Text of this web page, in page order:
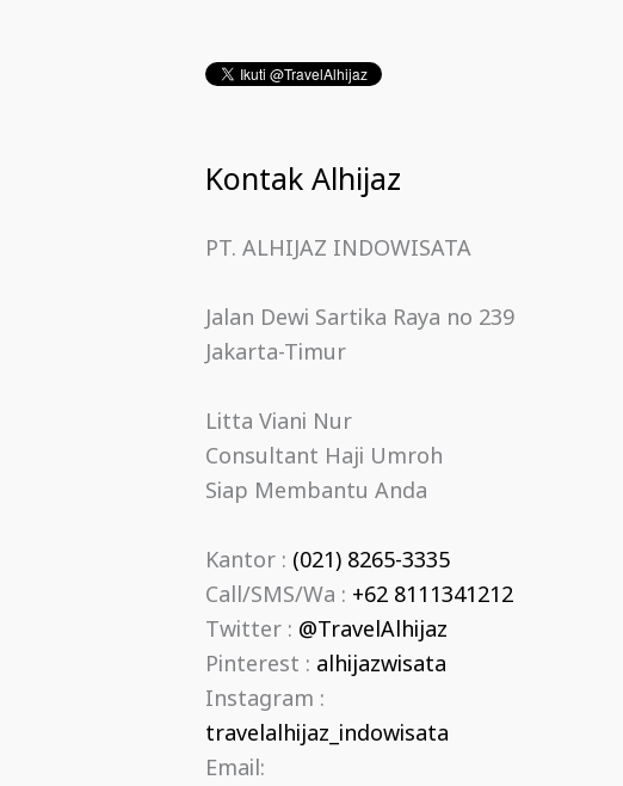
Kontak Alhijaz
PT. ALHIJAZ INDOWISATA
Jalan Dewi Sartika Raya no 239
Jakarta-Timur
Litta Viani Nur
Consultant Haji Umroh
Siap Membantu Anda
Kantor : (021) 8265-3335
Call/SMS/Wa : +62 8111341212
Twitter : @TravelAlhijaz
Pinterest : alhijazwisata
Instagram :
travelalhijaz_indowisata
Email: